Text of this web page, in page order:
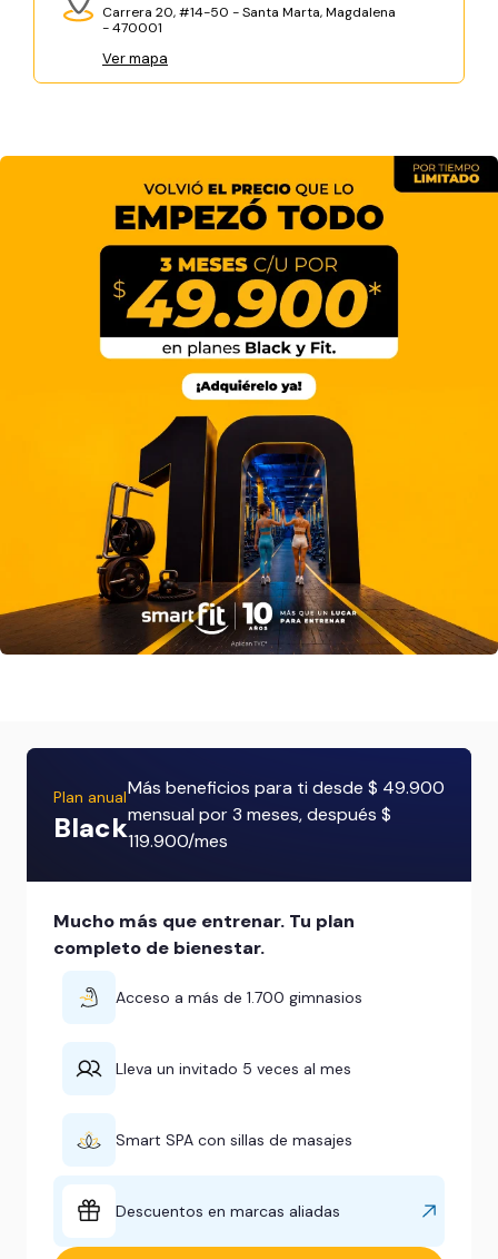
Carrera 20, #14-50 - Santa Marta, Magdalena
- 470001
Ver mapa
Plan anual
Black
Más beneficios para ti desde $ 49.900
mensual por 3 meses, después $
119.900/mes
Mucho más que entrenar. Tu plan
completo de bienestar.
Acceso a más de 1.700 gimnasios
Lleva un invitado 5 veces al mes
Smart SPA con sillas de masajes
Descuentos en marcas aliadas